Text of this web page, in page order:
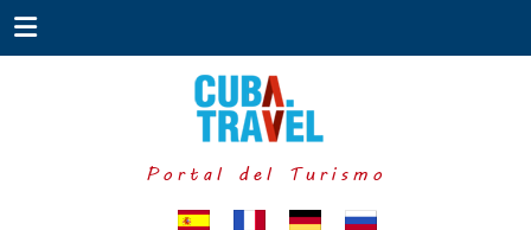
Portal del Turismo